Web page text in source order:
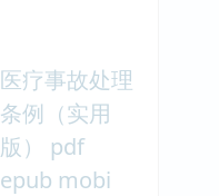
医疗事故处理
条例（实用
版） pdf
epub mobi